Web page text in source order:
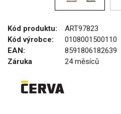
Kód produktu:
ART97823
Kód výrobce:
0108001500110
EAN:
8591806182639
Záruka
24 měsíců